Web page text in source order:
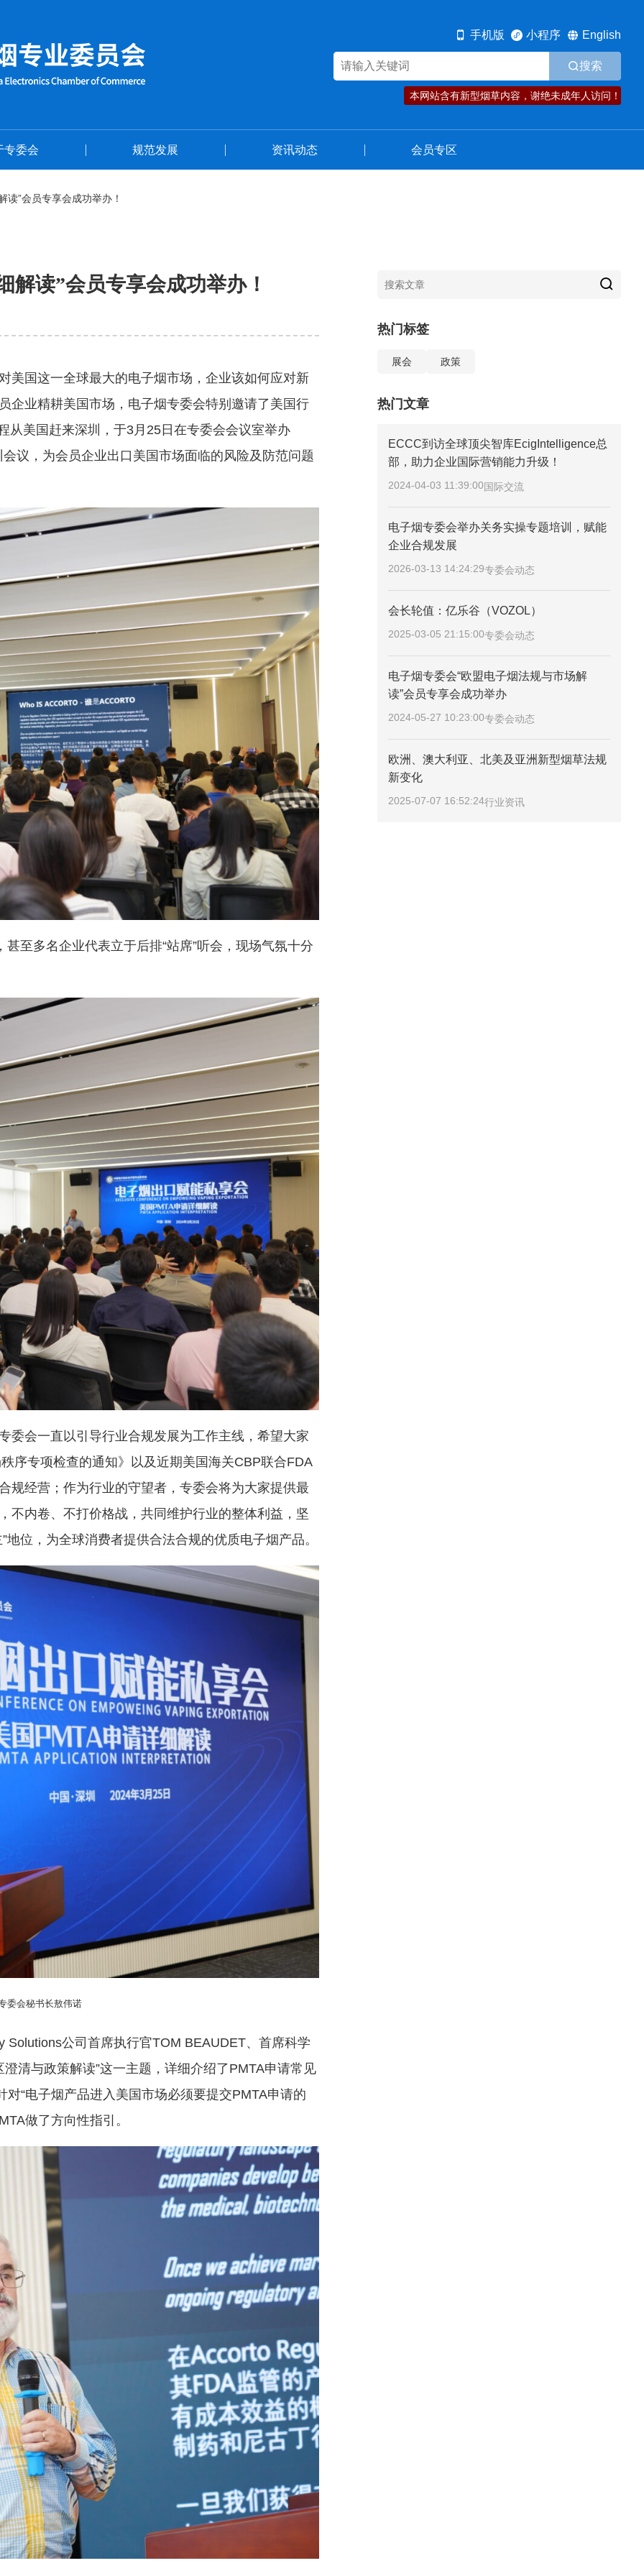
手机版 小程序 English
搜索
本网站含有新型烟草内容，谢绝未成年人访问！
专委会 规范发展 资讯动态 会员专区
读”会员专享会成功举办！
解读”会员专享会成功举办！
美国这一全球最大的电子烟市场，企业该如何应对新
企业精耕美国市场，电子烟专委会特别邀请了美国行
从美国赶来深圳，于3月25日在专委会会议室举办
议，为会员企业出口美国市场面临的风险及防范问题
至多名企业代表立于后排“站席”听会，现场气氛十分
委会一直以引导行业合规发展为工作主线，希望大家
序专项检查的通知》以及近期美国海关CBP联合FDA
规经营；作为行业的守望者，专委会将为大家提供最
不内卷、不打价格战，共同维护行业的整体利益，坚
位，为全球消费者提供合法合规的优质电子烟产品。
委会秘书长敖伟诺
公司首席执行官TOM BEAUDET、首席科学
清与政策解读”这一主题，详细介绍了PMTA申请常见
“电子烟产品进入美国市场必须要提交PMTA申请的
做了方向性指引。
热门标签
展会 政策
热门文章
ECCC到访全球顶尖智库EcigIntelligence总
部，助力企业国际营销能力升级！
2024-04-03 11:39:00国际交流
电子烟专委会举办关务实操专题培训，赋能
企业合规发展
2026-03-13 14:24:29专委会动态
会长轮值：亿乐谷（VOZOL）
2025-03-05 21:15:00专委会动态
电子烟专委会“欧盟电子烟法规与市场解
读”会员专享会成功举办
2024-05-27 10:23:00专委会动态
欧洲、澳大利亚、北美及亚洲新型烟草法规
新变化
2025-07-07 16:52:24行业资讯